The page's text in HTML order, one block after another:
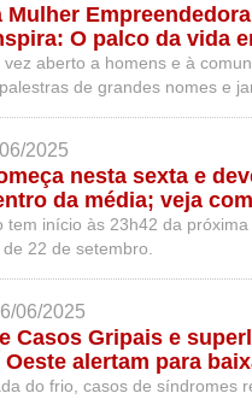
Mulher
O palco da vida
vez aberto a homens e à
de grandes nomes e
2025
nesta sexta e
da média; veja
tem início às 23h42 da
22 de setembro.
06/2025
Casos Gripais e
alertam para
do frio, casos de síndromes